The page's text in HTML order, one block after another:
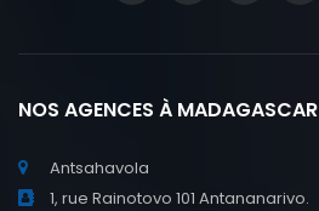
NOS AGENCES À MADAGASCAR
Antsahavola
1, rue Rainotovo 101 Antananarivo.